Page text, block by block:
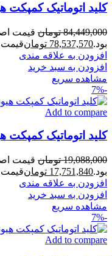
کلید اتوماتیک کمپکت هیوندای 800 آمپر
84,449,000 تومان
بود.78,537,570 تومانقیمت فعلی
افزودن به علاقه مندی
افزودن به سبد خرید
مشاهده سریع
-7%
Add to compare
کلید اتوماتیک کمپکت هیوندای 250 آمپر
19,088,000 تومان
بود.17,751,840 تومانقیمت فعلی
افزودن به علاقه مندی
افزودن به سبد خرید
مشاهده سریع
-7%
Add to compare